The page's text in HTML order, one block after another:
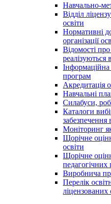
Навчально-
Відділ
освіти
Нормативні
організації
Відомості
реалізуються
Інформаційна
програм
Акредитація
Навчальні
Силабуси,
Каталоги
забезпечення
Моніторинг
Щорічне
освіти
Щорічне
педагогічних
Виробнича
Перелік
ліцензoваних